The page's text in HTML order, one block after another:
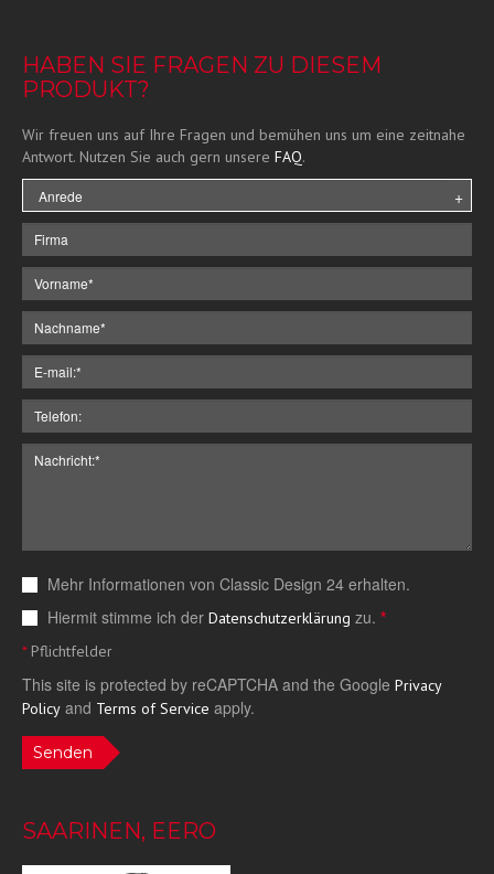
HABEN SIE FRAGEN ZU DIESEM
PRODUKT?
Wir freuen uns auf Ihre Fragen und bemühen uns um eine zeitnahe
Antwort. Nutzen Sie auch gern unsere FAQ.
Mehr Informationen von Classic Design 24 erhalten.
Hiermit stimme ich der Datenschutzerklärung zu. *
*Pflichtfelder
This site is protected by reCAPTCHA and the Google Privacy
Policy and Terms of Service apply.
Senden
SAARINEN, EERO